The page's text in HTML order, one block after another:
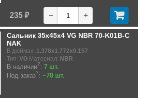
235 ₽ − +
Сальник 35x45x4 VG NBR 70-K01B-C
NAK
В дюймах: 1.378x1.772x0.157
Тип: VG Материал: NBR
В наличии?: 7 шт.
Под заказ?: ~78 шт.